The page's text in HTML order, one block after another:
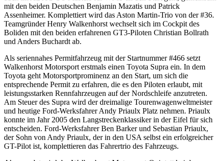
mit den beiden Deutschen Benjamin Mazatis und Patrick
Assenheimer. Komplettiert wird das Aston Martin-Trio von der #36.
Teamgründer Henry Walkenhorst wechselt sich im Cockpit des
Boliden mit den beiden erfahrenen GT3-Piloten Christian Bollrath
und Anders Buchardt ab.
Als seriennahes Permitfahrzeug mit der Startnummer #466 setzt
Walkenhorst Motorsport erstmals einen Toyota Supra ein. In dem
Toyota geht Motorsportprominenz an den Start, um sich die
entsprechende Permit zu erfahren, die es den Piloten erlaubt, mit
leistungsstarken Rennfahrzeugen auf der Nordschleife anzutreten.
Am Steuer des Supra wird der dreimalige Tourenwagenweltmeister
und heutige Ford-Werksfahrer Andy Priaulx Platz nehmen. Priaulx
konnte im Jahr 2005 den Langstreckenklassiker in der Eifel für sich
entscheiden. Ford-Werksfahrer Ben Barker und Sebastian Priaulx,
der Sohn von Andy Priaulx, der in den USA selbst ein erfolgreicher
GT-Pilot ist, komplettieren das Fahrertrio des Fahrzeugs.